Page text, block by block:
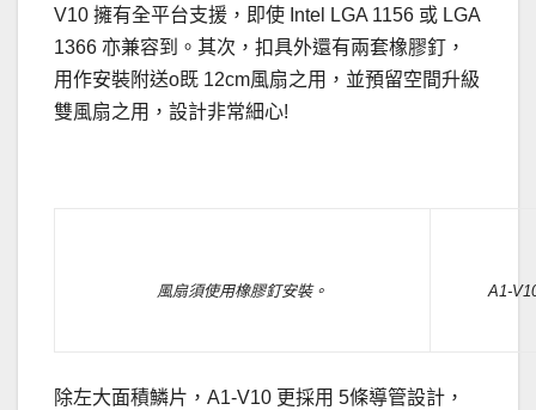
V10 擁有全平台支援，即使 Intel LGA 1156 或 LGA
1366 亦兼容到。其次，扣具外還有兩套橡膠釘，
用作安裝附送o既 12cm風扇之用，並預留空間升級
雙風扇之用，設計非常細心!
風扇須使用橡膠釘安裝。 A1-
除左大面積鱗片，A1-V10 更採用 5條導管設計，